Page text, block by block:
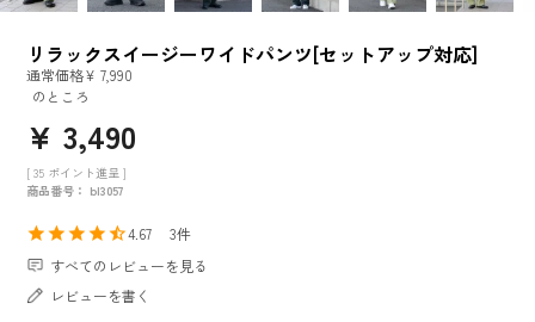
リラックスイージーワイドパンツ[セットアップ対応]
通常価格¥ 7,990
のところ
¥ 3,490
[ 35 ポイント進呈 ]
商品番号
bl3057
4.67
3
すべてのレビューを見る
レビューを書く